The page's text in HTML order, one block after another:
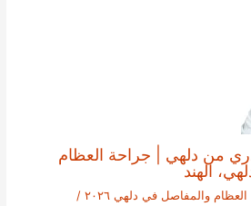
من دلهي | جراحة العظام
الهند
والمفاصل في دلهي ٢٠٢٦
/